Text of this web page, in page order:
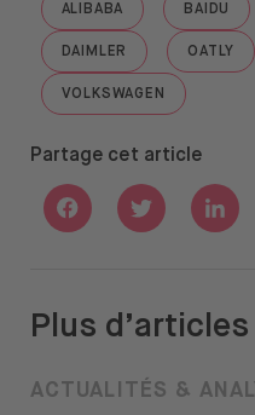
ALIBABA
GO TO "ALIBABA"
BAIDU
GO
DAIMLER
GO TO "DAIMLER"
OATLY
GO
VOLKSWAGEN
GO TO
Partage cet article
Share with Facebook
Share with
Plus d’articles
ACTUALITÉS &